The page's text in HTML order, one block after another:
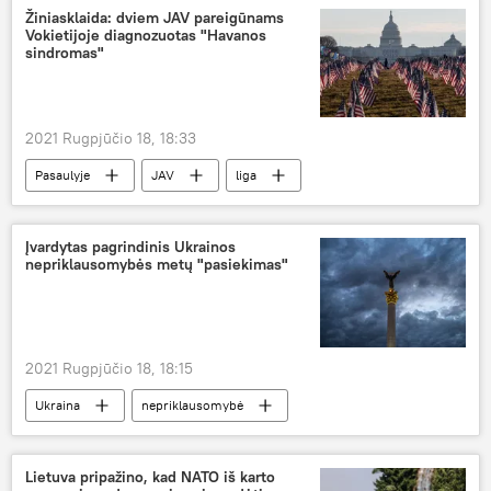
Žiniasklaida: dviem JAV pareigūnams
Vokietijoje diagnozuotas "Havanos
sindromas"
2021 Rugpjūčio 18, 18:33
Pasaulyje JAV liga
Įvardytas pagrindinis Ukrainos
nepriklausomybės metų "pasiekimas"
2021 Rugpjūčio 18, 18:15
Ukraina nepriklausomybė
Lietuva pripažino, kad NATO iš karto